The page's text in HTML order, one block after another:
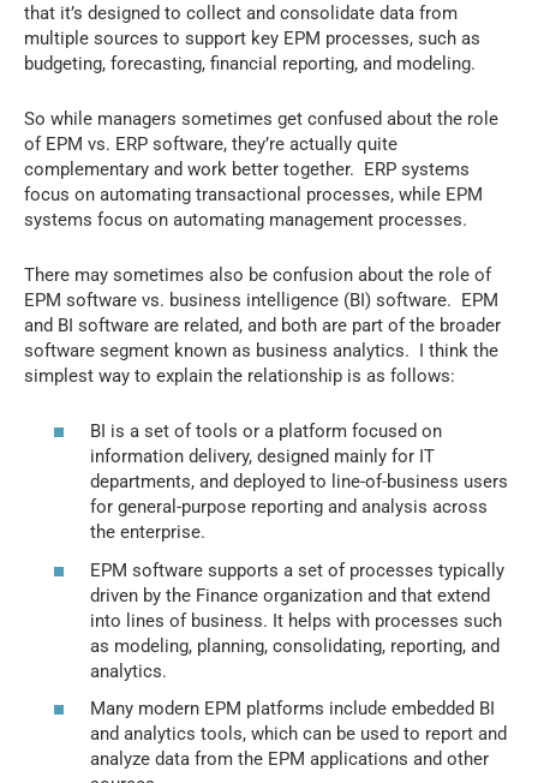
that it’s designed to collect and consolidate data from
multiple sources to support key EPM processes, such as
budgeting, forecasting, financial reporting, and modeling.
So while managers sometimes get confused about the role
of EPM vs. ERP software, they’re actually quite
complementary and work better together. ERP systems
focus on automating transactional processes, while EPM
systems focus on automating management processes.
There may sometimes also be confusion about the role of
EPM software vs. business intelligence (BI) software. EPM
and BI software are related, and both are part of the broader
software segment known as business analytics. I think the
simplest way to explain the relationship is as follows:
BI is a set of tools or a platform focused on
information delivery, designed mainly for IT
departments, and deployed to line-of-business users
for general-purpose reporting and analysis across
the enterprise.
EPM software supports a set of processes typically
driven by the Finance organization and that extend
into lines of business. It helps with processes such
as modeling, planning, consolidating, reporting, and
analytics.
Many modern EPM platforms include embedded BI
and analytics tools, which can be used to report and
analyze data from the EPM applications and other